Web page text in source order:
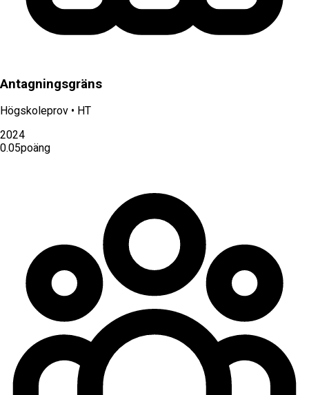
Antagningsgräns
Högskoleprov • HT
2024
0.05poäng